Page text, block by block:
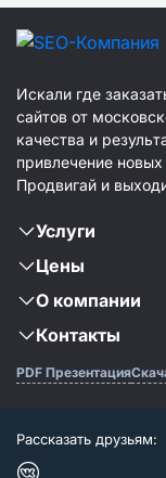
Искали где
сайтов от
качества и
привлечение
Продвигай и
Услуги
Цены
О компании
Контакты
PDF Презентация
Рассказать друзьям: